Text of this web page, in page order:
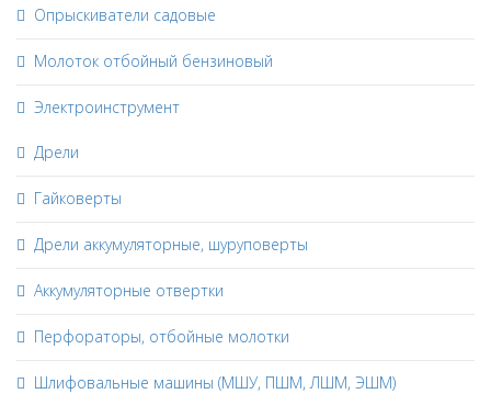
Опрыскиватели садовые
Молоток отбойный бензиновый
Электроинструмент
Дрели
Гайковерты
Дрели аккумуляторные, шуруповерты
Аккумуляторные отвертки
Перфораторы, отбойные молотки
Шлифовальные машины (МШУ, ПШМ, ЛШМ, ЭШМ)